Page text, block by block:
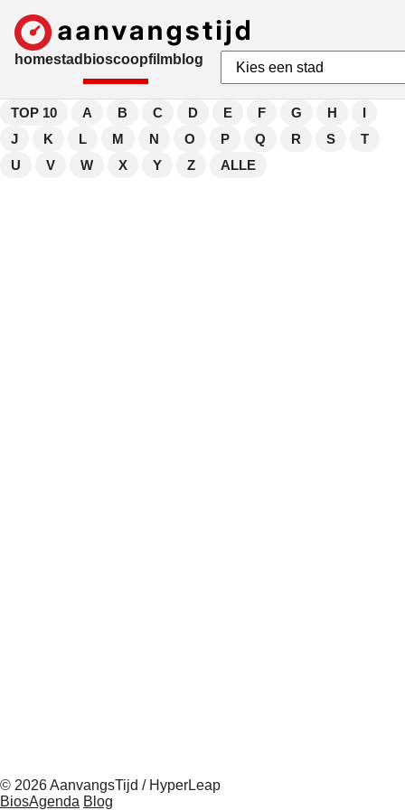
homestad bioscoopfilmblog
TOP 10 A B C D E F G H
I
J
K L M N O P Q R S
T
U
V W X Y Z ALLE
© 2026 AanvangsTijd / HyperLeap
BiosAgenda Blog